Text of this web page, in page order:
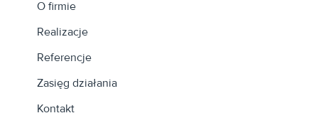
O firmie
Realizacje
Referencje
Zasięg działania
Kontakt